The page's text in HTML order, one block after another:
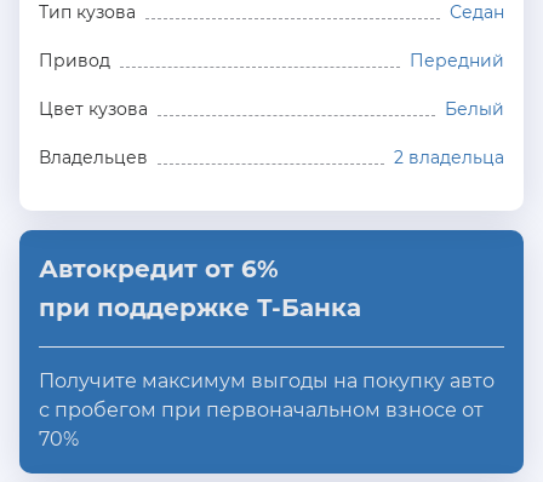
Тип кузова Седан
Привод Передний
Цвет кузова Белый
Владельцев 2 владельца
Автокредит от 6%
при поддержке Т-Банка
Получите максимум выгоды на покупку авто
с пробегом при первоначальном взносе от
70%